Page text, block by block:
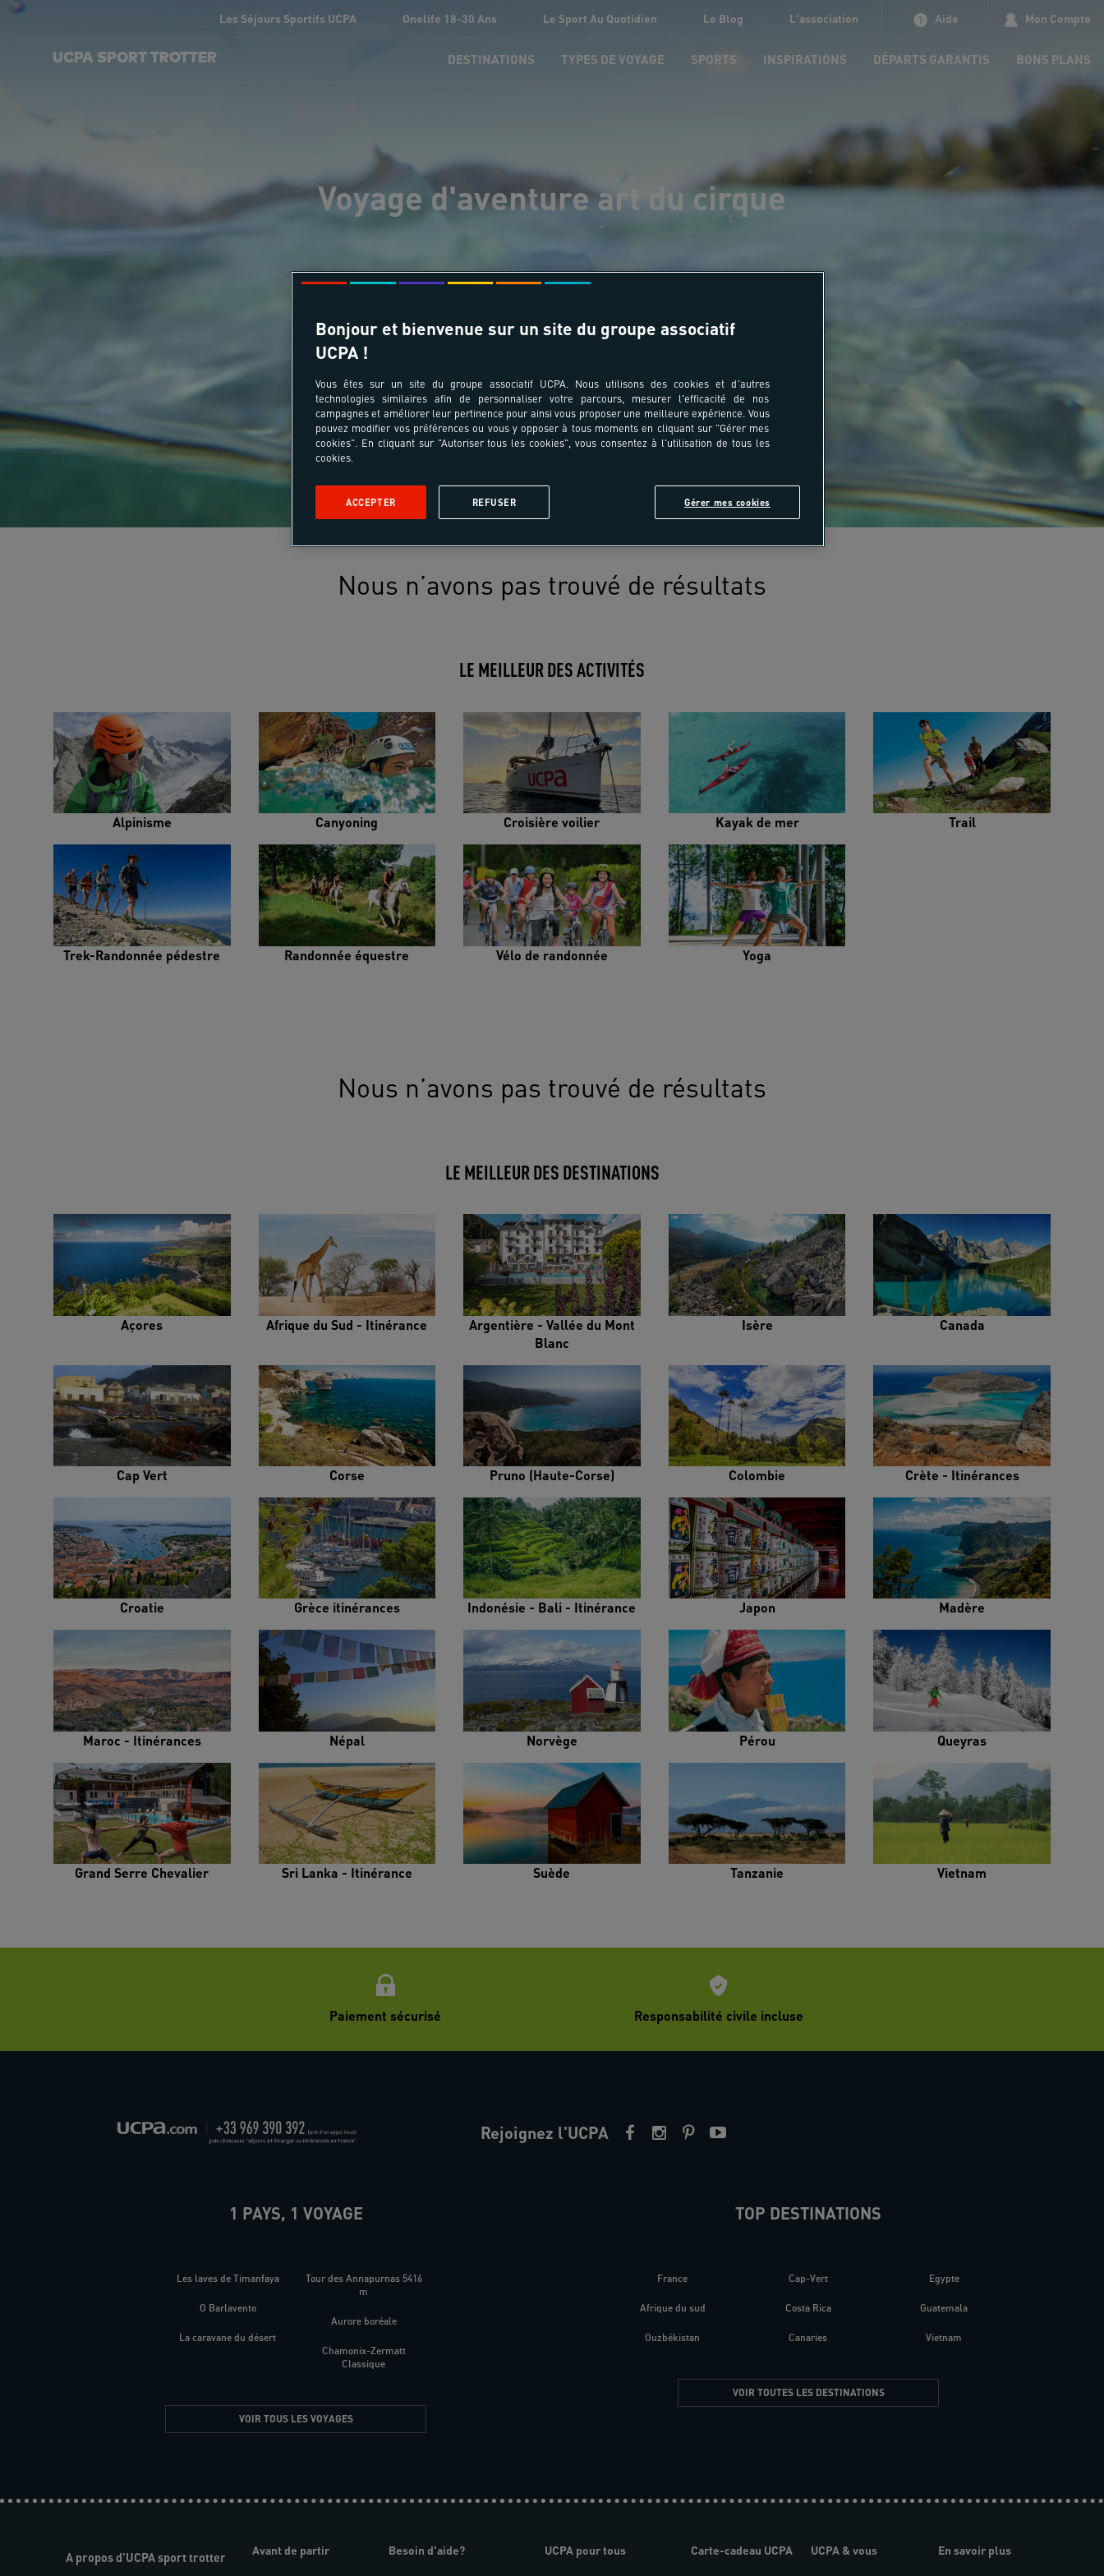
Les Séjours Sportifs UCPA Onelife 18-30 Ans Le Sport Au Quotidien Le Blog L'association Aide Mon Compte
UCPA SPORT TROTTER DESTINATIONS TYPES DE VOYAGE SPORTS INSPIRATIONS DÉPARTS GARANTIS BONS PLANS
Voyage d'aventure art du cirque
Nous n’avons pas trouvé de résultats
LE MEILLEUR DES ACTIVITÉS
Alpinisme Canyoning Croisière voilier Kayak de mer Trail
Trek-Randonnée pédestre Randonnée équestre Vélo de randonnée Yoga
Nous n’avons pas trouvé de résultats
LE MEILLEUR DES DESTINATIONS
Açores Afrique du Sud - Itinérance
Argentière - Vallée du Mont
Blanc
Isère Canada
Cap Vert Corse Pruno (Haute-Corse) Colombie Crète - Itinérances
Croatie Grèce itinérances Indonésie - Bali - Itinérance Japon Madère
Maroc - Itinérances Népal Norvège Pérou Queyras
Grand Serre Chevalier Sri Lanka - Itinérance Suède Tanzanie Vietnam
Paiement sécurisé Responsabilité civile incluse
Rejoignez l'UCPA
1 PAYS, 1 VOYAGE
Les laves de Timanfaya
O Barlavento
La caravane du désert
Tour des Annapurnas 5416
m
Aurore boréale
Chamonix-Zermatt
Classique
VOIR TOUS LES VOYAGES
TOP DESTINATIONS
France
Afrique du sud
Ouzbékistan
Cap-Vert
Costa Rica
Canaries
Egypte
Guatemala
Vietnam
VOIR TOUTES LES DESTINATIONS
A propos d'UCPA sport trotter
Avant de partir Besoin d'aide? UCPA pour tous Carte-cadeau UCPA UCPA & vous En savoir plus
Bonjour et bienvenue sur un site du groupe associatif
UCPA !
Vous êtes sur un site du groupe associatif UCPA. Nous utilisons des cookies et d'autres
technologies similaires afin de personnaliser votre parcours, mesurer l'efficacité de nos
campagnes et améliorer leur pertinence pour ainsi vous proposer une meilleure expérience. Vous
pouvez modifier vos préférences ou vous y opposer à tous moments en cliquant sur "Gérer mes
cookies". En cliquant sur "Autoriser tous les cookies", vous consentez à l'utilisation de tous les
cookies.
Gérer mes cookies
REFUSER
ACCEPTER